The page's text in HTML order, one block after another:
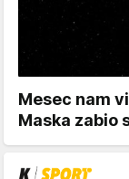
Mesec nam
Maska zabio